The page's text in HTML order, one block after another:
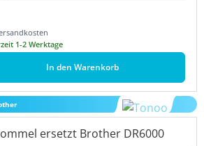
1-2 Werktage
In den Warenkorb